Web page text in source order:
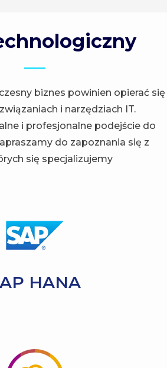
biznes powinien opierać się
i narzędziach IT.
i profesjonalne podejście do
do zapoznania się z
się specjalizujemy
HANA